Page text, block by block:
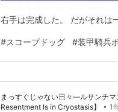
右手は完成した。 だがそれは
#スコープドッグ #装甲騎兵
まっすぐじゃない日々―ルサンチ
Resentment Is in Cryostasis】
• 1